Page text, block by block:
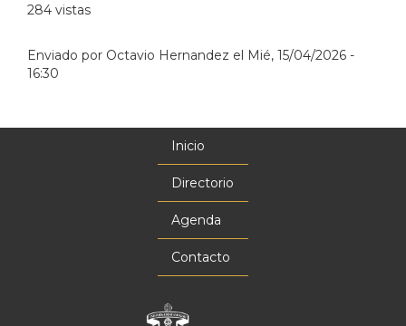
284 vistas
Enviado por Octavio Hernandez el Mié, 15/04/2026 -
16:30
Inicio
Directorio
Agenda
Contacto